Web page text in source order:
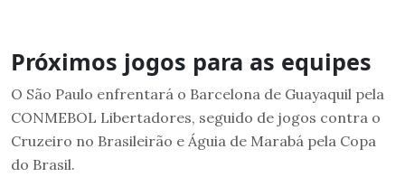
Próximos jogos para as equipes
O São Paulo enfrentará o Barcelona de Guayaquil pela
CONMEBOL Libertadores, seguido de jogos contra o
Cruzeiro no Brasileirão e Águia de Marabá pela Copa
do Brasil.